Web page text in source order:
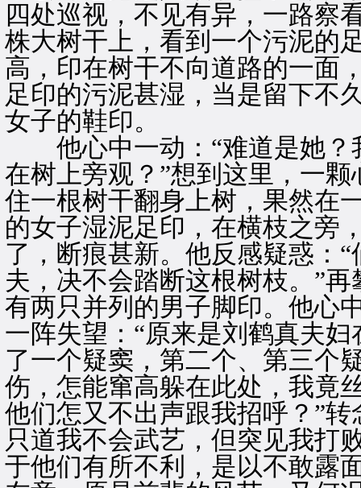
四处巡视，不见有异，一路察
株大树干上，看到一个污泥的
高，印在树干不向道路的一面
足印的污泥甚湿，当是留下不
女子的鞋印。
他心中一动：“难道是她？
在树上旁观？”想到这里，一
住一根树干翻身上树，果然在
的女子湿泥足印，在横枝之旁
了，断痕甚新。他反感疑惑：
夫，决不会踏断这根树枝。”
有两只并列的男子脚印。他心
一阵失望：“原来是刘鹤真夫
了一个疑窦，第二个、第三个
伤，怎能窜高躲在此处，我竟
他们怎又不出声跟我招呼？”
只道我不会武艺，但突见我打
于他们有所不利，是以不敢露